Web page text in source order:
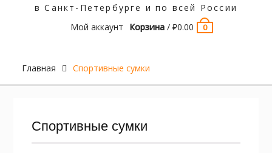
в Санкт-Петербурге и по всей России
Мой аккаунт
Корзина/ ₽0.00 0
Главная Спортивные сумки
Спортивные сумки